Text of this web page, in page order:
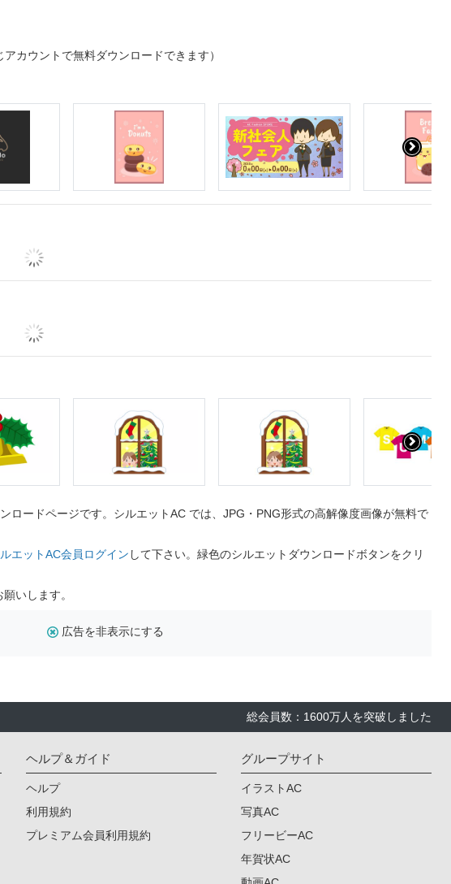
アカウントで無料ダウンロードできます）
ロードページです。シルエットAC では、JPG・PNG形式の高解像度画像が無料で
エットAC会員ログイン して下さい。緑色のシルエットダウンロードボタンをクリ
願いします。
広告を非表示にする
総会員数：1600万人を突破しました
ヘルプ＆ガイド
ヘルプ
利用規約
プレミアム会員利用規約
グループサイト
イラストAC
写真AC
フリービーAC
年賀状AC